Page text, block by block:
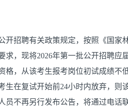
开招聘有关政策规定，按照《国家
求，现将2026年第一批公开招聘
格，从该考生报考岗位初试成绩不
生在复试开始前24小时内放弃，
员不再另行发布公告，将通过电话